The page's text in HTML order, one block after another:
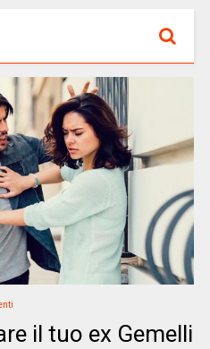
il tuo ex Gemelli